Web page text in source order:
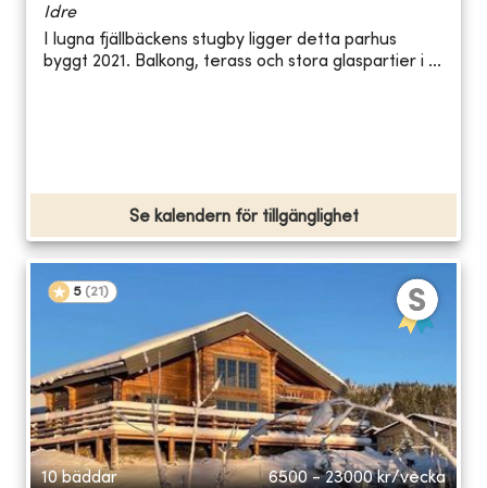
Idre
I lugna fjällbäckens stugby ligger detta parhus
byggt 2021. Balkong, terass och stora glaspartier i ...
Se kalendern för tillgänglighet
5 (21 )
10 bäddar 6500 - 23000 kr/vecka